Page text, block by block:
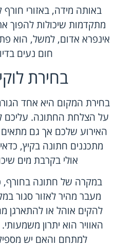
באותה מידה, באזורי חורף
מתקדמות שיכולות להפוך
אינפרא אדום, למשל, הוא
חום נעים
בחירת
בחירת המקום היא אחד
על הצלחת החתונה. עליכם
האירוע שלכם אך גם מתאים
מתכננים חתונה בקיץ,
אולי בקרבת מים
במקרה של חתונה בחורף,
מעבר מהיר לאזור סגור
להקים אוהל או להתארגן
האוויר הוא יתרון
למתחם והאם יש